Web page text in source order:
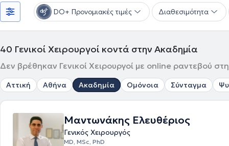
DO+ Προνομιακές τιμές Διαθεσιμότητα
40 Γενικοί Χειρουργοί κοντά στην Ακαδημία
Δεν βρέθηκαν Γενικοί Χειρουργοί με online ραντεβού
Αττική Αθήνα Ακαδημία Ομόνοια Σύνταγμα
Μαντωνάκης Ελευθέριος
Γενικός Χειρουργός
MD, MSc, PhD